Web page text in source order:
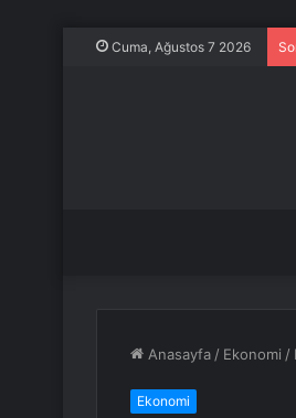
Cuma, Ağustos 7 2026
Anasayfa / Ekonomi /
Ekonomi